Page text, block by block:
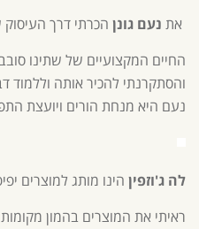
אתנעם גונןהכרתי דרך העיסוק
החיים המקצועיים של שתינו
והסתקרנתי להכיר אותה וללמוד
נעם היא מנחת הורים ויועצת
לה ג'וזפיןהינו מותג למוצרים
ראיתי את המוצרים בהמון